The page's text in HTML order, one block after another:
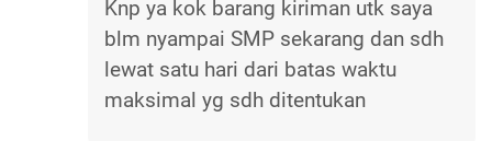
Knp ya kok barang kiriman utk saya
blm nyampai SMP sekarang dan sdh
lewat satu hari dari batas waktu
maksimal yg sdh ditentukan